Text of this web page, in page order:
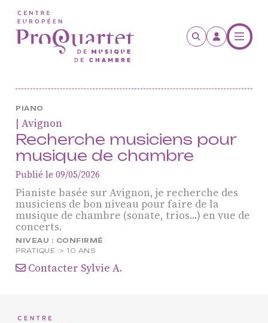
PIANO
| Avignon
Recherche musiciens pour
musique de chambre
Publié le 09/05/2026
Pianiste basée sur Avignon, je recherche des
musiciens de bon niveau pour faire de la
musique de chambre (sonate, trios...) en vue de
concerts.
NIVEAU : CONFIRMÉ
PRATIQUE :> 10 ANS
Contacter Sylvie A.
ProQuartet - Centre
Européen de Musique de
Chambre
Résidence jeunes
interprètes